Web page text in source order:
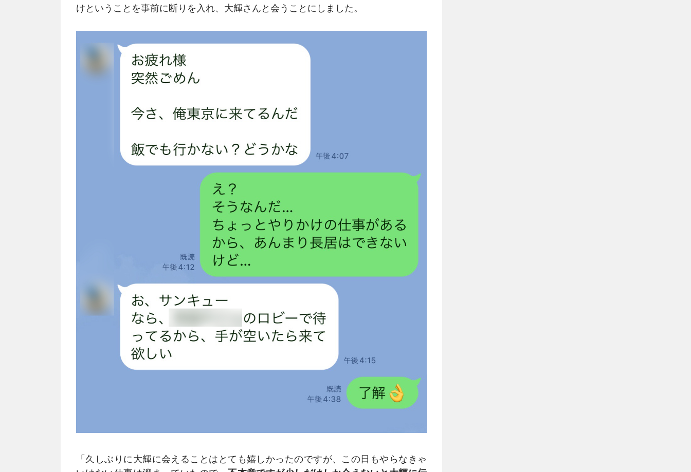
けということを事前に断りを入れ、大輝さんと会うことにしました。
「久しぶりに大輝に会えることはとても嬉しかったのですが、この日もやらなきゃ